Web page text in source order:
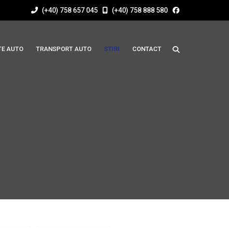
(+40) 758 657 045 (+40) 758 888 580
AUTO TRANSPORT AUTO STIRI CONTACT